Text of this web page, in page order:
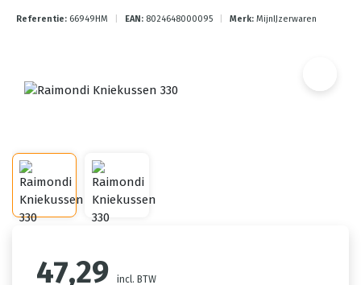
Referentie: 66949HM EAN: 8024648000095 Merk: MijnIJzerwaren
47,29 incl. BTW